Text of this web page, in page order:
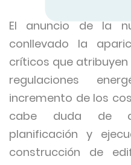
El anuncio de la
conllevado la
críticos que
regulaciones
incremento de los
cabe duda de
planificación y
construcción de